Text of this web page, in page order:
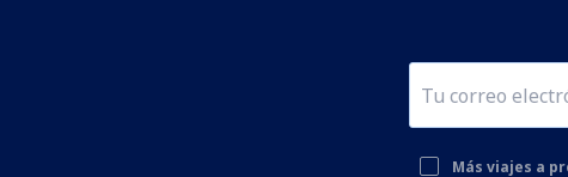
Más viajes a